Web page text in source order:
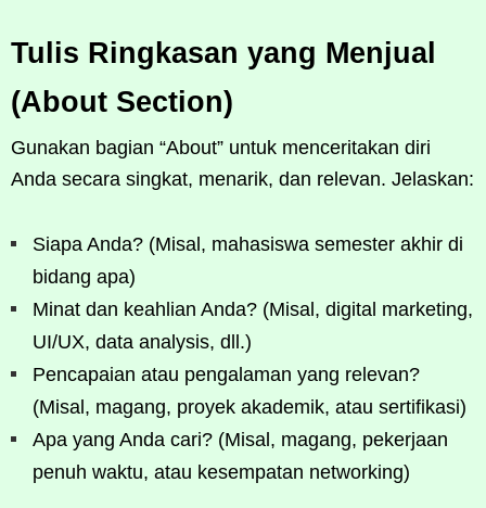
Tulis Ringkasan yang Menjual
(About Section)
Gunakan bagian “About” untuk menceritakan diri
Anda secara singkat, menarik, dan relevan. Jelaskan:
Siapa Anda? (Misal, mahasiswa semester akhir di
bidang apa)
Minat dan keahlian Anda? (Misal, digital marketing,
UI/UX, data analysis, dll.)
Pencapaian atau pengalaman yang relevan?
(Misal, magang, proyek akademik, atau sertifikasi)
Apa yang Anda cari? (Misal, magang, pekerjaan
penuh waktu, atau kesempatan networking)